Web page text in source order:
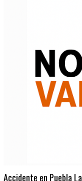
Accidente en Puebla